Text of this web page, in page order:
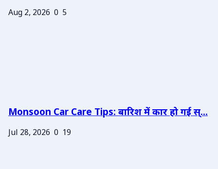
Aug 2, 2026 0 5
Monsoon Car Care Tips: बारिश में कार हो गई स्...
Jul 28, 2026 0 19